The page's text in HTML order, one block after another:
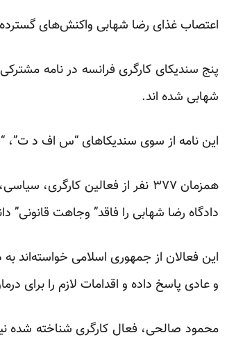
اعتصاب غذای رضا شهابی واکنش‌های
پنج سندیکای کارگری فرانسه در نامه
شهابی شده اند.
این نامه از سوی سندیکاهای “س اف د ت”،
همزمان ۳۷۷ نفر از فعالین
دادگاه رضا شهابی را فاقد” وجاهت قانونی”
این فعالان از جمهوری اسلامی خواسته‌اند
و عادی پاسخ داده و اقدامات لازم را برای
محمود صالحی، فعال کارگری شناخته شده